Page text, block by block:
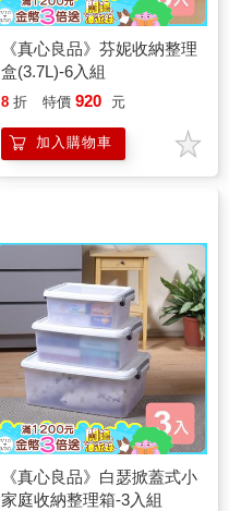
《真心良品》芬妮收納整理
盒(3.7L)-6入組
8 折 特價 920 元
加入購物車
《真心良品》白瑟掀蓋式小
家庭收納整理箱-3入組